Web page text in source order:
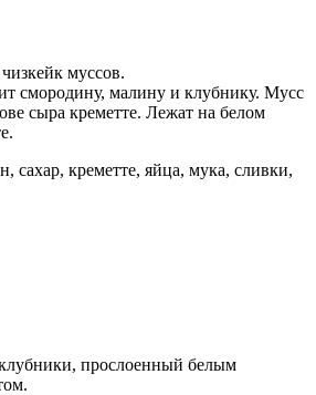
муссов.
смородину, малину и клубнику. Мусс
сыра креметте. Лежат на белом
сахар, креметте, яйца, мука, сливки,
прослоенный белым